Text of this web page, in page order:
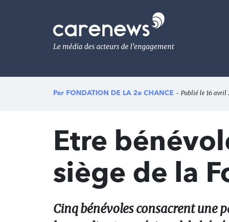
Le
média
de
l'engagement
Par FONDATION DE LA 2e CHANCE - Publié le 16 avril
Etre
siège de la
Cinq bénévoles consacrent une